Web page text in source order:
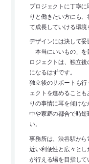
プロジェクトに丁寧
りと働きたい方にも
て成長していける環境
デザインには決して
「本当にいいもの」
ロジェクトは、独立
になるはずです。
独立後のサポートも
ェクトを進めること
りの事情に耳を傾け
中や家庭の都合で時
い。
事務所は、渋谷駅か
近い利便性と広々と
が行える場を目指して